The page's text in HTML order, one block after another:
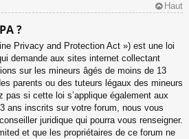
Haut
?
Privacy and Protection Act ») est une loi
demande aux sites internet collectant
sur les mineurs âgés de moins de 13
parents ou des tuteurs légaux des mineurs
si cette loi s’applique également aux
ans inscrits sur votre forum, nous vous
juridique qui pourra vous renseigner.
et que les propriétaires de ce forum ne